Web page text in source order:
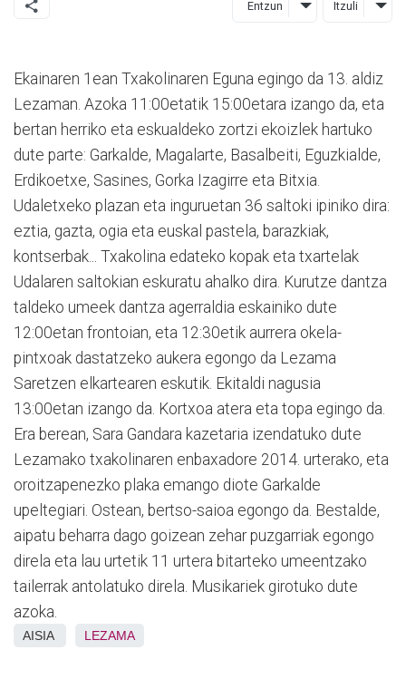
Entzun Itzuli
Ekainaren 1ean Txakolinaren Eguna egingo da 13. aldiz
Lezaman. Azoka 11:00etatik 15:00etara izango da, eta
bertan herriko eta eskualdeko zortzi ekoizlek hartuko
dute parte: Garkalde, Magalarte, Basalbeiti, Eguzkialde,
Erdikoetxe, Sasines, Gorka Izagirre eta Bitxia.
Udaletxeko plazan eta inguruetan 36 saltoki ipiniko dira:
eztia, gazta, ogia eta euskal pastela, barazkiak,
kontserbak... Txakolina edateko kopak eta txartelak
Udalaren saltokian eskuratu ahalko dira. Kurutze dantza
taldeko umeek dantza agerraldia eskainiko dute
12:00etan frontoian, eta 12:30etik aurrera okela-
pintxoak dastatzeko aukera egongo da Lezama
Saretzen elkartearen eskutik. Ekitaldi nagusia
13:00etan izango da. Kortxoa atera eta topa egingo da.
Era berean, Sara Gandara kazetaria izendatuko dute
Lezamako txakolinaren enbaxadore 2014. urterako, eta
oroitzapenezko plaka emango diote Garkalde
upeltegiari. Ostean, bertso-saioa egongo da. Bestalde,
aipatu beharra dago goizean zehar puzgarriak egongo
direla eta lau urtetik 11 urtera bitarteko umeentzako
tailerrak antolatuko direla. Musikariek girotuko dute
azoka.
AISIA LEZAMA